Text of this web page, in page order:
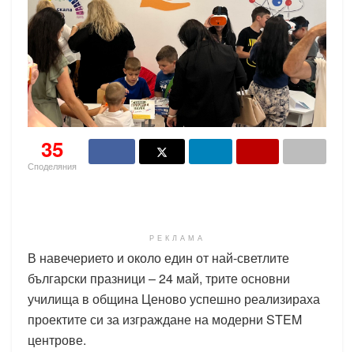
35
Споделяния
РЕКЛАМА
В навечерието и около един от най-светлите
български празници – 24 май, трите основни
училища в община Ценово успешно реализираха
проектите си за изграждане на модерни STEM
центрове.